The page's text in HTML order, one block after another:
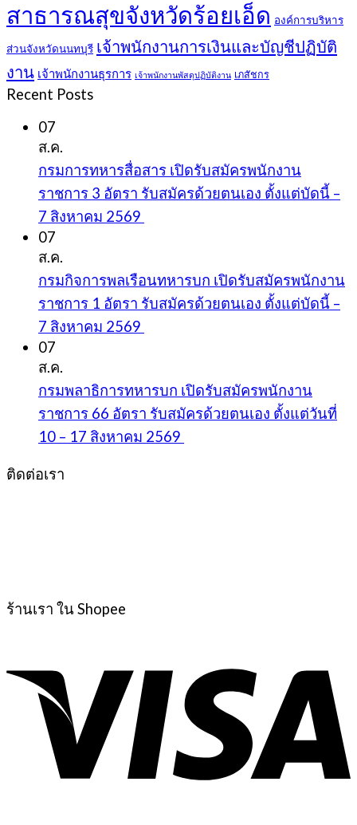
สาธารณสุขจังหวัดร้อยเอ็ด องค์การบริหาร
ส่วนจังหวัดนนทบุรี เจ้าพนักงานการเงินและบัญชีปฏิบัติ
งาน เจ้าพนักงานธุรการ เจ้าพนักงานพัสดุปฏิบัติงาน เภสัชกร
Recent Posts
07
ส.ค.
กรมการทหารสื่อสาร เปิดรับสมัครพนักงาน
ราชการ 3 อัตรา รับสมัครด้วยตนเอง ตั้งแต่บัดนี้ –
7 สิงหาคม 2569
07
ส.ค.
กรมกิจการพลเรือนทหารบก เปิดรับสมัครพนักงาน
ราชการ 1 อัตรา รับสมัครด้วยตนเอง ตั้งแต่บัดนี้ –
7 สิงหาคม 2569
07
ส.ค.
กรมพลาธิการทหารบก เปิดรับสมัครพนักงาน
ราชการ 66 อัตรา รับสมัครด้วยตนเอง ตั้งแต่วันที่
10 – 17 สิงหาคม 2569
ติดต่อเรา
ร้านเรา ใน Shopee